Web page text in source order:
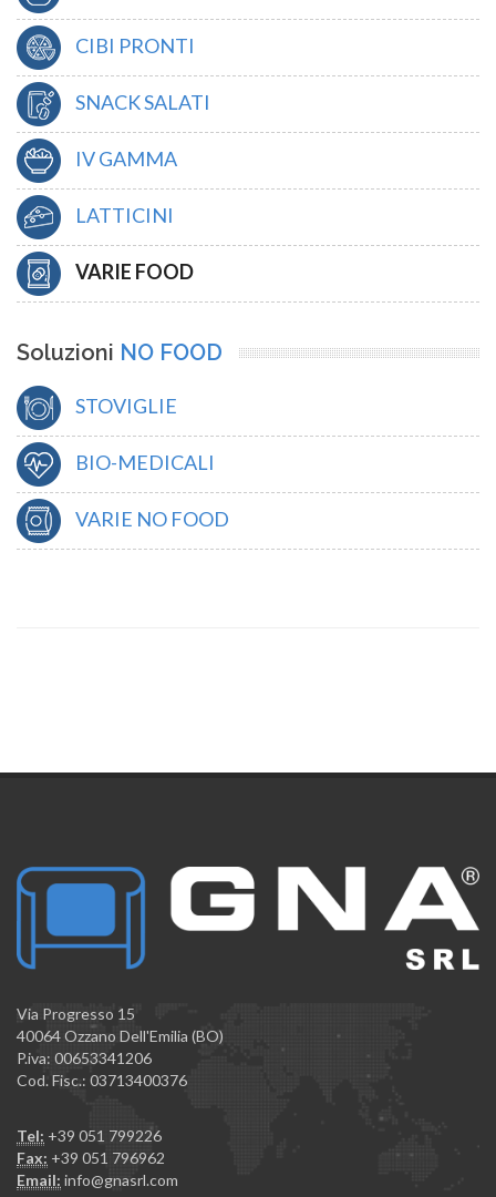
CIBI PRONTI
SNACK SALATI
IV GAMMA
LATTICINI
VARIE FOOD
Soluzioni NO FOOD
STOVIGLIE
BIO-MEDICALI
VARIE NO FOOD
Via Progresso 15
40064 Ozzano Dell'Emilia (BO)
P.iva: 00653341206
Cod. Fisc.: 03713400376
Tel: +39 051 799226
Fax: +39 051 796962
Email: info@gnasrl.com